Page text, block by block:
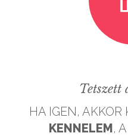
Tetszett
HA IGEN, AKKOR
KENNELEM,